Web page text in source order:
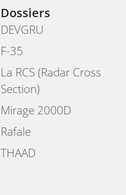
Dossiers
DEVGRU
F-35
La RCS (Radar Cross
Section)
Mirage 2000D
Rafale
THAAD